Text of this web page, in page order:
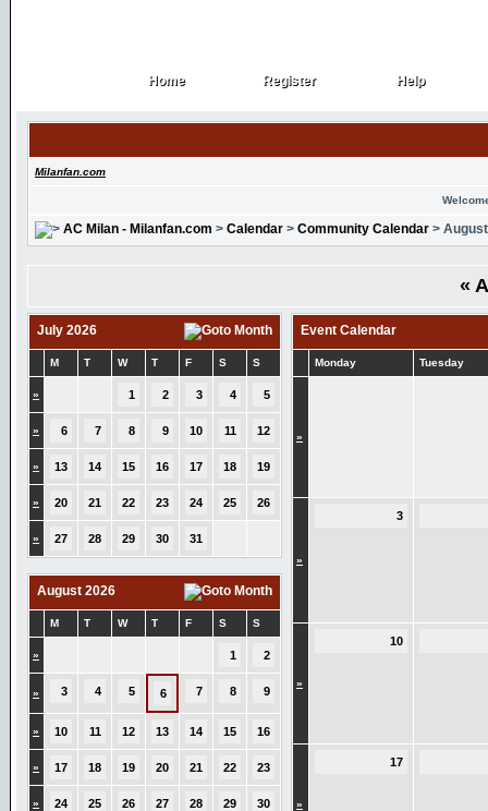
Home
Home Register
Register Help
Help
Milanfan.com
AC Milan - Milanfan.com > Calendar > Community Calendar >
«
July 2026
M T W T F S S
» 1 2 3 4 5
» 6 7 8 9 10 11 12
» 13 14 15 16 17 18 19
» 20 21 22 23 24 25 26
» 27 28 29 30 31
August 2026
M T W T F S S
» 1 2
» 3 4 5 6 7 8 9
» 10 11 12 13 14 15 16
» 17 18 19 20 21 22 23
» 24 25 26 27 28 29 30
Event Calendar
Monday Tuesday
»
»
3
»
10
»
17